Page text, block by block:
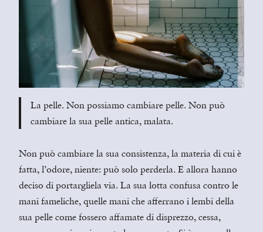
La pelle. Non possiamo cambiare pelle. Non può
cambiare la sua pelle antica, malata.
Non può cambiare la sua consistenza, la materia di cui è
fatta, l’odore, niente: può solo perderla. E allora hanno
deciso di portargliela via. La sua lotta confusa contro le
mani fameliche, quelle mani che afferrano i lembi della
sua pelle come fossero affamate di disprezzo, cessa,